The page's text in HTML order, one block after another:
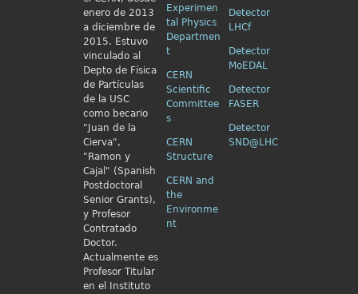
enero de 2013
a diciembre de
2015. Estuvo
vinculado al
Depto de Física
de Partículas
de la USC
como becario
"Juan de la
Cierva",
"Ramon y
Cajal" (Spanish
Postdoctoral
Senior Grants),
y Profesor
Contratado
Doctor.
Actualmente es
Profesor Titular
en el Instituto
Experimen
tal Physics
Departmen
t
CERN
Scientific
Committee
s
CERN
Structure
CERN and
the
Environme
nt
Detector
LHCf
Detector
MoEDAL
Detector
FASER
Detector
SND@LHC